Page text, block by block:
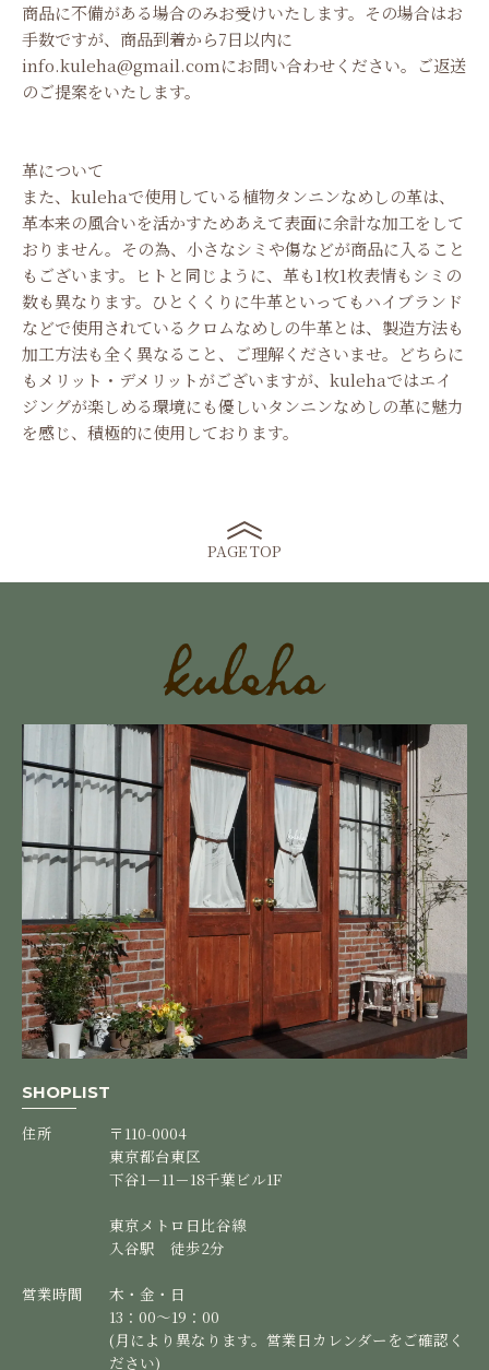
商品に不備がある場合のみお受けいたします。その場合はお
手数ですが、商品到着から7日以内に
info.kuleha@gmail.comにお問い合わせください。ご返送
のご提案をいたします。
革について
また、kulehaで使用している植物タンニンなめしの革は、
革本来の風合いを活かすためあえて表面に余計な加工をして
おりません。その為、小さなシミや傷などが商品に入ること
もございます。ヒトと同じように、革も1枚1枚表情もシミの
数も異なります。ひとくくりに牛革といってもハイブランド
などで使用されているクロムなめしの牛革とは、製造方法も
加工方法も全く異なること、ご理解くださいませ。どちらに
もメリット・デメリットがございますが、kulehaではエイ
ジングが楽しめる環境にも優しいタンニンなめしの革に魅力
を感じ、積極的に使用しております。
PAGE TOP
SHOPLIST
住所
〒110-0004
東京都台東区
下谷1－11－18千葉ビル1F
東京メトロ日比谷線
入谷駅 徒歩2分
営業時間
木・金・日
13：00～19：00
(月により異なります。営業日カレンダーをご確認く
ださい)